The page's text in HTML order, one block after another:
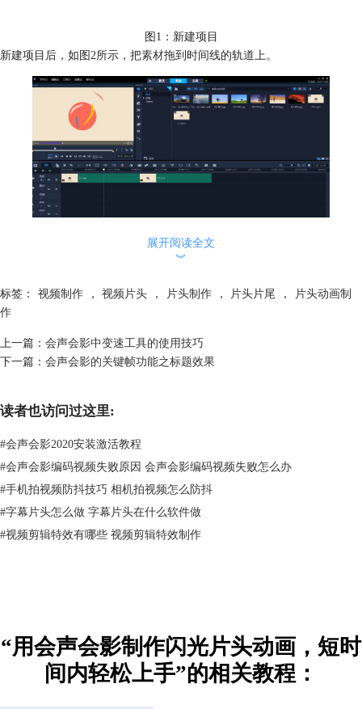
图1：新建项目
新建项目后，如图2所示，把素材拖到时间线的轨道上。
二、添加闪光转场效果
动画和LOGO的简单拼贴会让画面显得突兀和单调，这时需要加入一些转
丰富。
这次制作笔者选择了会声会影转场中的闪光转场效果，这款转场效果能够
如图4所示，先打开会声会影转场菜单，然后选中闪光转场，此时闪光转
场会出现在素材库中。
展开阅读全文
︾
标签： 视频制作 ， 视频片头 ， 片头制作 ， 片头片尾 ，
片头动画制
作
上一篇： 会声会影中变速工具的使用技巧
下一篇： 会声会影的关键帧功能之标题效果
读者也访问过这里:
#会声会影2020安装激活教程
#会声会影编码视频失败原因 会声会影编码视频失败怎么办
#手机拍视频防抖技巧 相机拍视频怎么防抖
#字幕片头怎么做 字幕片头在什么软件做
#​视频剪辑特效有哪些 视频剪辑特效制作
“用会声会影制作闪光片头动画，短时
间内轻松上手”的相关教程：